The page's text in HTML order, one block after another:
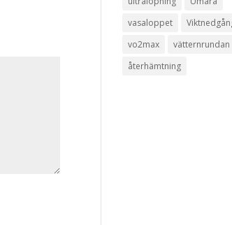
vasaloppet
vo2max
vätternrundan
återhämtning